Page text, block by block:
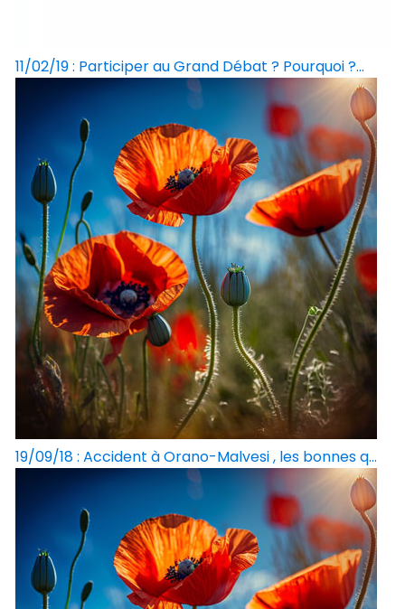
11/02/19 : Participer au Grand Débat ? Pourquoi ?...
19/09/18 : Accident à Orano-Malvesi , les bonnes q...